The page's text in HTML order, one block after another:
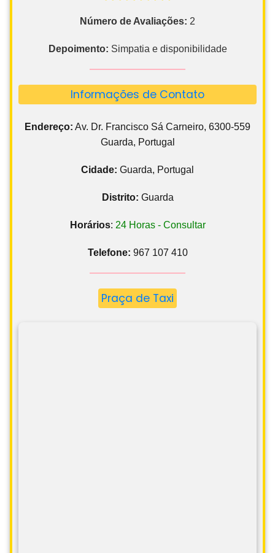
Número de Avaliações: 2
Depoimento: Simpatia e disponibilidade
Informações de Contato
Endereço: Av. Dr. Francisco Sá Carneiro, 6300-559
Guarda, Portugal
Cidade: Guarda, Portugal
Distrito: Guarda
Horários: 24 Horas - Consultar
Telefone: 967 107 410
Praça de Taxi